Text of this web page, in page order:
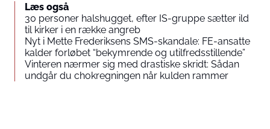
Læs også
30 personer halshugget, efter IS-gruppe sætter ild
til kirker i en række angreb
Nyt i Mette Frederiksens SMS-skandale: FE-ansatte
kalder forløbet “bekymrende og utilfredsstillende”
Vinteren nærmer sig med drastiske skridt: Sådan
undgår du chokregningen når kulden rammer